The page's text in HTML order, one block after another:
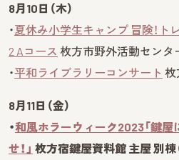
8月10日（木）
・夏休み小学生キャンプ 冒険！ト
2 Aコース 枚方市野外活動センター
・平和ライブラリーコンサート 枚
8月11日（金）
・和風ホラーウィーク2023「鍵
せ！」 枚方宿鍵屋資料館 主屋 別棟